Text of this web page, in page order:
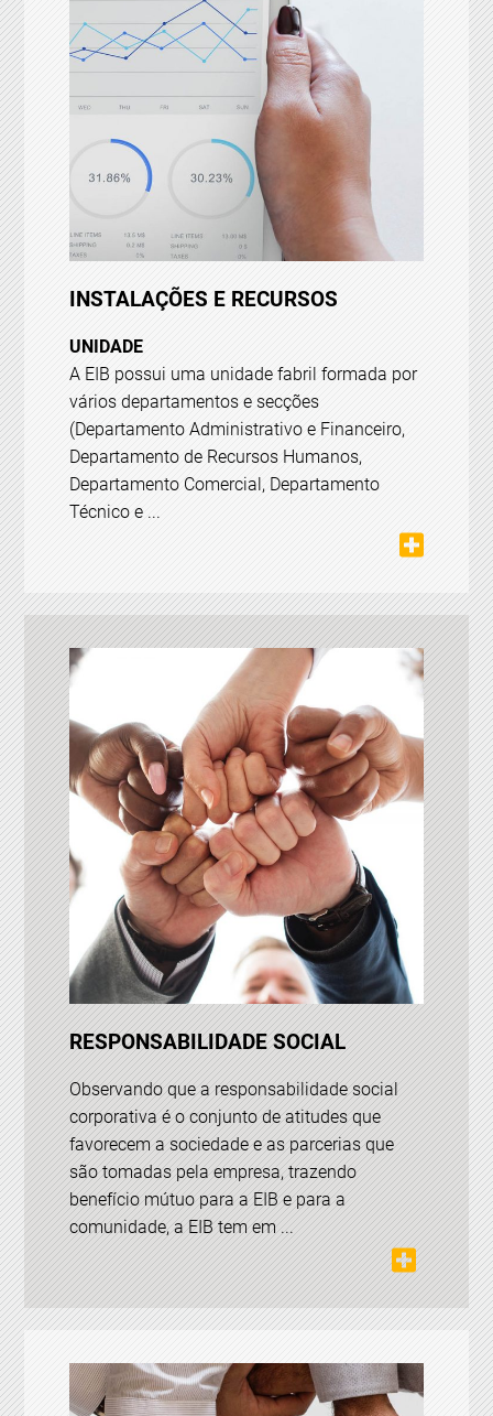
INSTALAÇÕES E RECURSOS
UNIDADE
A EIB possui uma unidade fabril formada por
vários departamentos e secções
(Departamento Administrativo e Financeiro,
Departamento de Recursos Humanos,
Departamento Comercial, Departamento
Técnico e ...
RESPONSABILIDADE SOCIAL
Observando que a responsabilidade social
corporativa é o conjunto de atitudes que
favorecem a sociedade e as parcerias que
são tomadas pela empresa, trazendo
benefício mútuo para a EIB e para a
comunidade, a EIB tem em ...